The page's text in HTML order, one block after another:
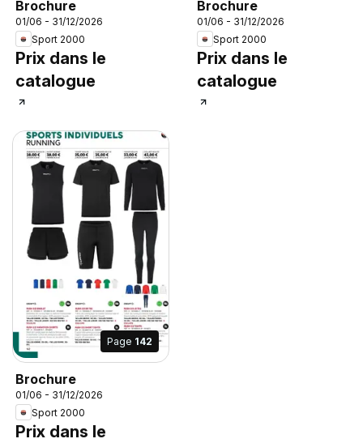
Brochure
01/06 - 31/12/2026
Sport 2000
Prix dans le
catalogue
Brochure
01/06 - 31/12/2026
Sport 2000
Prix dans le
catalogue
Page 142
Brochure
01/06 - 31/12/2026
Sport 2000
Prix dans le